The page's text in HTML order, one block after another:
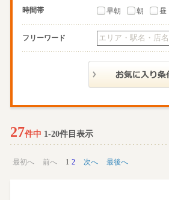
時間帯 早朝 朝 昼
フリーワード
27件中 1-20件目表示
最初へ 前へ 1 2 次へ 最後へ